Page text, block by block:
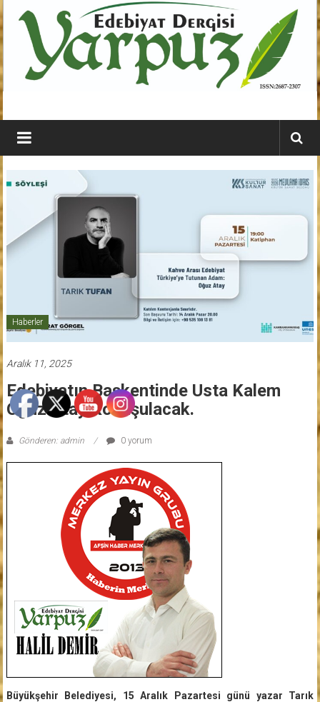
geç
YARPUZ
Edebiyat
Dergisi
Kahramanmaraş'ın
Etkili
Edebiyat
Haberler
Aralık 11, 2025
Edebiyatın Başkentinde Usta Kalem
Oğuz Atay Konuşulacak.
Gönderen: admin 0 yorum
Büyükşehir Belediyesi, 15 Aralık Pazartesi günü yazar Tarık